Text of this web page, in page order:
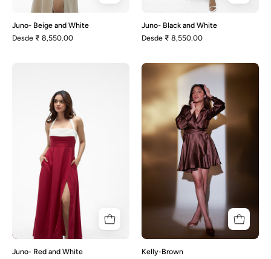
Juno- Beige and White
Desde ₹ 8,550.00
Juno- Black and White
Desde ₹ 8,550.00
and
White
Juno- Red and White
Kelly-
Brown
Kelly-Brown